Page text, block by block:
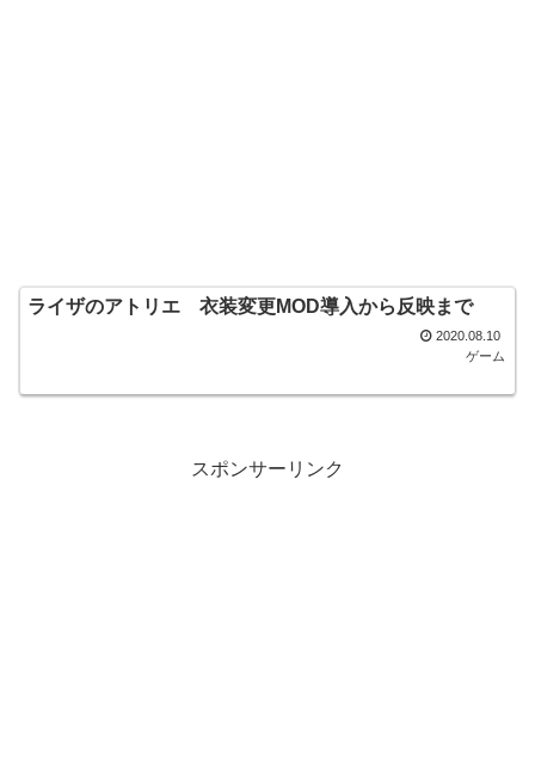
ライザのアトリエ 衣装変更MOD導入から反映まで
2020.08.10
ゲーム
スポンサーリンク